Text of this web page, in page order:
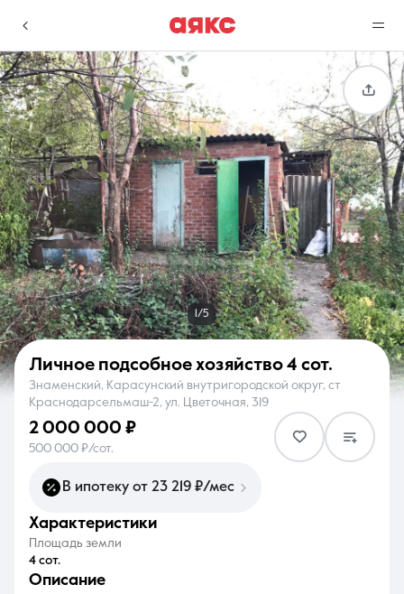
г. Краснодар
Избранное
0 объявлений
Сравнение
0 объявлений
Недвижимость Услуги
О компании Контакты
8 (861) 297-00-00
1/5
Личное подсобное хозяйство 4 сот.
Знаменский, Карасунский внутригородской округ, ст
Краснодарсельмаш-2, ул. Цветочная, 319
2 000 000 ₽
500 000 ₽/сот.
В ипотеку от 23 219 ₽/мес
характеристики
Площадь земли
4 сот.
описание